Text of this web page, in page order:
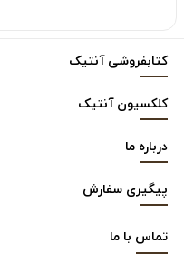
کتابفروشی آنتیک
کلکسیون آنتیک
درباره ما
پیگیری سفارش
تماس با ما